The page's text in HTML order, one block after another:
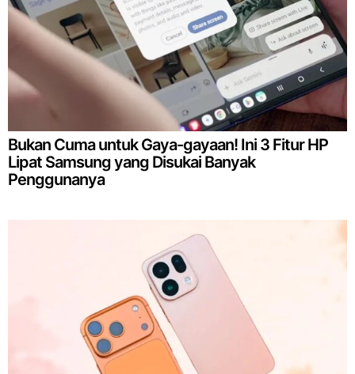
Bukan Cuma untuk Gaya-gayaan! Ini 3 Fitur HP
Lipat Samsung yang Disukai Banyak
Penggunanya